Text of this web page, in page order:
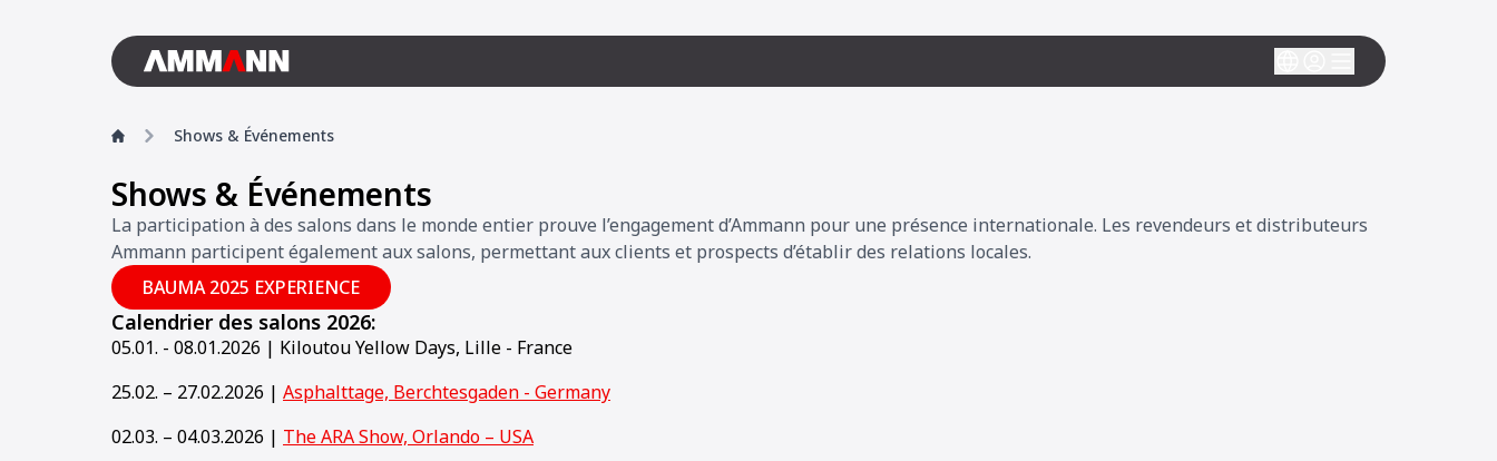
Shows & Événements
Shows & Événements
La participation à des salons dans le monde entier prouve l’engagement d’Ammann pour une présence internationale. Les revendeurs et distributeurs
Ammann participent également aux salons, permettant aux clients et prospects d’établir des relations locales.
BAUMA 2025 EXPERIENCE
Calendrier des salons 2026:
05.01. - 08.01.2026 | Kiloutou Yellow Days, Lille - France
25.02. – 27.02.2026 | Asphalttage, Berchtesgaden - Germany
02.03. – 04.03.2026 | The ARA Show, Orlando – USA